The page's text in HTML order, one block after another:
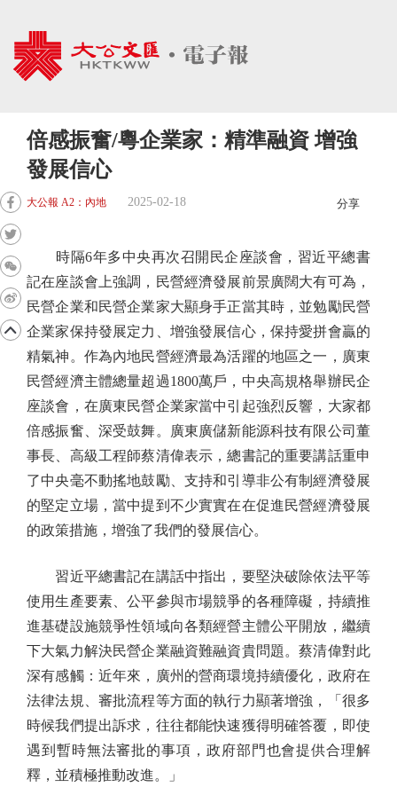
倍感振奮/粵企業家：精準融資 增強
發展信心
大公報 A2：內地 2025-02-18 分享
時隔6年多中央再次召開民企座談會，習近平總書
記在座談會上強調，民營經濟發展前景廣闊大有可為，
民營企業和民營企業家大顯身手正當其時，並勉勵民營
企業家保持發展定力、增強發展信心，保持愛拼會贏的
精氣神。作為內地民營經濟最為活躍的地區之一，廣東
民營經濟主體總量超過1800萬戶，中央高規格舉辦民企
座談會，在廣東民營企業家當中引起強烈反響，大家都
倍感振奮、深受鼓舞。廣東廣儲新能源科技有限公司董
事長、高級工程師蔡清偉表示，總書記的重要講話重申
了中央毫不動搖地鼓勵、支持和引導非公有制經濟發展
的堅定立場，當中提到不少實實在在促進民營經濟發展
的政策措施，增強了我們的發展信心。
習近平總書記在講話中指出，要堅決破除依法平等
使用生產要素、公平參與市場競爭的各種障礙，持續推
進基礎設施競爭性領域向各類經營主體公平開放，繼續
下大氣力解決民營企業融資難融資貴問題。蔡清偉對此
深有感觸：近年來，廣州的營商環境持續優化，政府在
法律法規、審批流程等方面的執行力顯著增強，「很多
時候我們提出訴求，往往都能快速獲得明確答覆，即使
遇到暫時無法審批的事項，政府部門也會提供合理解
釋，並積極推動改進。」